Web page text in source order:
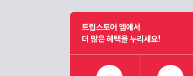
트립스토어 앱에서
더 많은 혜택을 누리세요!